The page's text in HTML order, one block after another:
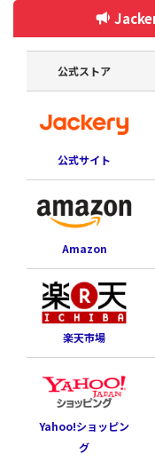
公式ストア
公式サイト
Amazon
楽天市場
Yahoo!ショッピン
グ